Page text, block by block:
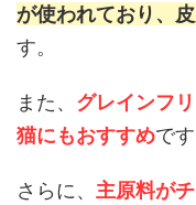
が使われており、
す。
また、 グレインフ
猫にもおすすめです
さらに、 主原料が